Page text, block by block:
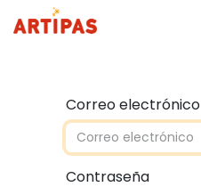
Correo electrónico
Contraseña